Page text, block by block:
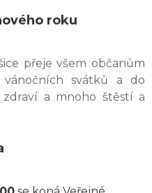
roku
přeje všem občanům
svátků a do
a mnoho štěstí a